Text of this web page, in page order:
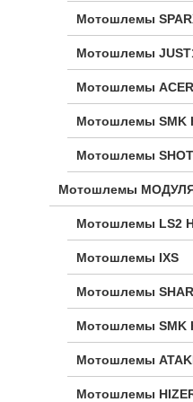
Мотошлемы
Мотошлемы
Мотошлемы
Мотошлемы SMK
Мотошлемы SHOT
Мотошлемы
Мотошлемы LS2
Мотошлемы IXS
Мотошлемы
Мотошлемы SMK
Мотошлемы
Мотошлемы